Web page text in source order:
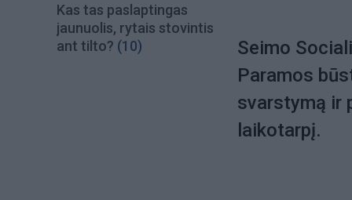
Kas tas paslaptingas
jaunuolis, rytais stovintis
ant tilto? (10)
Seimo
Paramos
svarstymą ir
laikotarpį.